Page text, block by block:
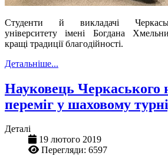
Студенти й викладачі
університету імені Богдана
кращі традиції благодійності.
Детальніше...
Науковець Черкаського
переміг у шаховому
Деталі
19 лютого 2019
Перегляди: 6597